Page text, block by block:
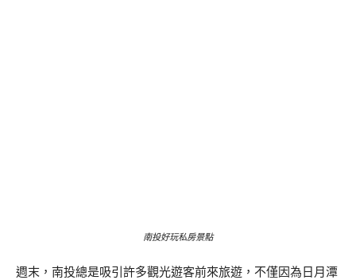
南投好玩私房景點
週末，南投總是吸引許多觀光遊客前來旅遊，不僅因為日月潭